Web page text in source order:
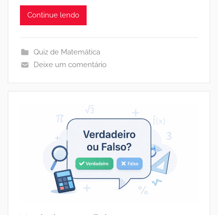
Continue lendo
Quiz de Matemática
Deixe um comentário